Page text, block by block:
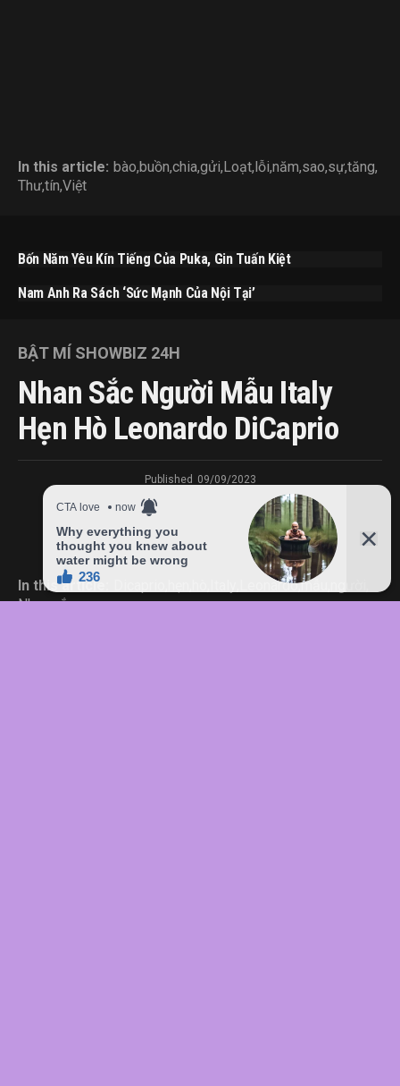
In this article: bào,buồn,chia,gửi, Loạt, lỗi,năm,sao,sự,tăng,
Thư,tín,Việt
Bốn Năm Yêu Kín Tiếng Của Puka, Gin Tuấn Kiệt
Nam Anh Ra Sách ‘Sức Mạnh Của Nội Tại’
BẬT MÍ SHOWBIZ 24H
Nhan Sắc Người Mẫu Italy
Hẹn Hò Leonardo DiCaprio
Published 09/09/2023
In this article: Leonardo,mẫu
Nhan,sắc